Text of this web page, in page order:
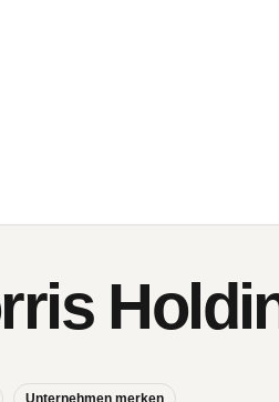
Unternehmen merken